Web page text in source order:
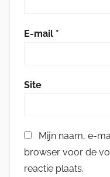
E-mail *
Site
Mijn naam, e-
browser voor de
reactie plaats.